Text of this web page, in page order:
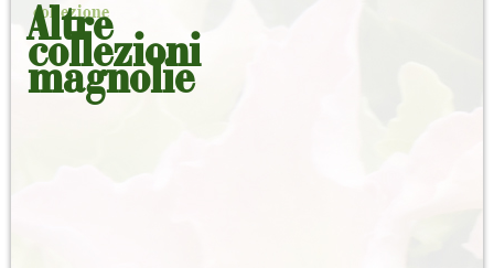
collezione
Altre
collezioni
magnolie